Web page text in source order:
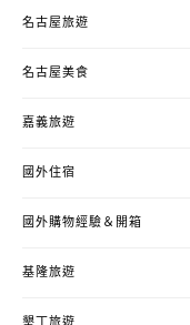
名古屋旅遊
名古屋美食
嘉義旅遊
國外住宿
國外購物經驗＆開箱
基隆旅遊